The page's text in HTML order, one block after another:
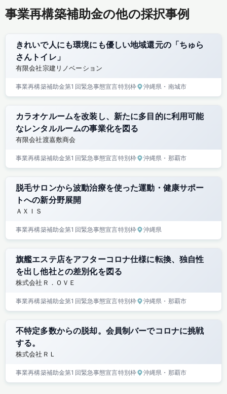
事業再構築補助金の他の採択事例
きれいで人にも環境にも優しい地域還元の「ちゅら
さんトイレ」
有限会社宗建リノベーション
事業再構築補助金第1回緊急事態宣言特別枠 沖縄県 ・南城市
カラオケルームを改装し、新たに多目的に利用可能
なレンタルルームの事業化を図る
有限会社渡嘉敷商会
事業再構築補助金第1回緊急事態宣言特別枠 沖縄県 ・那覇市
脱毛サロンから波動治療を使った運動・健康サポー
トへの新分野展開
ＡＸＩＳ
事業再構築補助金第1回緊急事態宣言特別枠 沖縄県
旗艦エステ店をアフターコロナ仕様に転換、独自性
を出し他社との差別化を図る
株式会社Ｒ．ＯＶＥ
事業再構築補助金第1回緊急事態宣言特別枠 沖縄県 ・那覇市
不特定多数からの脱却。会員制バーでコロナに挑戦
する。
株式会社ＲＬ
事業再構築補助金第1回緊急事態宣言特別枠 沖縄県 ・那覇市